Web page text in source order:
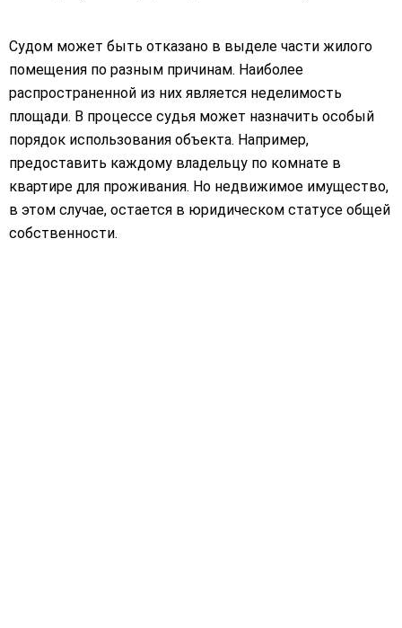
Судом может быть отказано в выделе части жилого
помещения по разным причинам. Наиболее
распространенной из них является неделимость
площади. В процессе судья может назначить особый
порядок использования объекта. Например,
предоставить каждому владельцу по комнате в
квартире для проживания. Но недвижимое имущество,
в этом случае, остается в юридическом статусе общей
собственности.